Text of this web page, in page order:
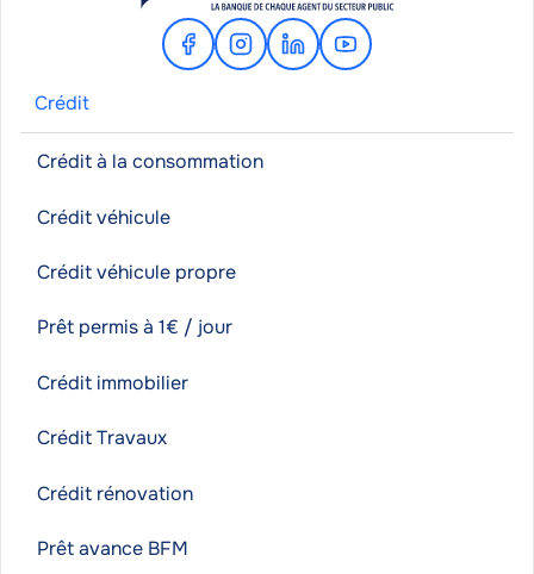
FacebookInstagram
LinkedinYoutube
Crédit
Crédit à la consommation
Crédit véhicule
Crédit véhicule propre
Prêt permis à 1€ / jour
Crédit immobilier
Crédit Travaux
Crédit rénovation
Prêt avance BFM